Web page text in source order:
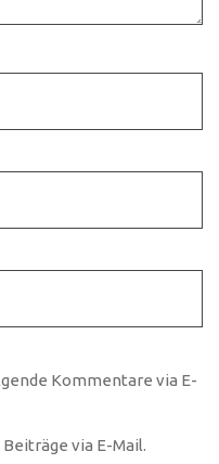
Kommentare via E-
via E-Mail.